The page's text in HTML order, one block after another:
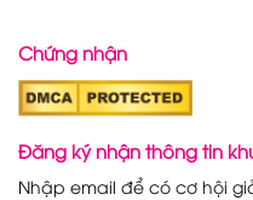
Chứng nhận
Đăng ký nhận thông tin
Nhập email để có cơ hội